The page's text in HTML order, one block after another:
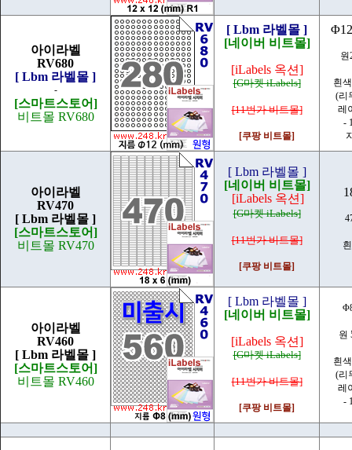
아이라벨
RV680
[ Lbm 라벨몰 ]
-
[스마트스토어]
비트몰 RV680
[ Lbm 라벨몰 ]
[네이버 비트몰]
[iLabels 옥션]
[G마켓 iLabels]
[11번가 비트몰]
[쿠팡 비트몰]
원
흰
(리
레
-
아이라벨
RV470
[ Lbm 라벨몰 ]
[스마트스토어]
비트몰 RV470
[ Lbm 라벨몰 ]
[네이버 비트몰]
[iLabels 옥션]
[G마켓 iLabels]
[11번가 비트몰]
[쿠팡 비트몰]
아이라벨
RV460
[ Lbm 라벨몰 ]
[스마트스토어]
비트몰 RV460
[ Lbm 라벨몰 ]
[네이버 비트몰]
[iLabels 옥션]
[G마켓 iLabels]
[11번가 비트몰]
[쿠팡 비트몰]
원
흰
(리
레
-